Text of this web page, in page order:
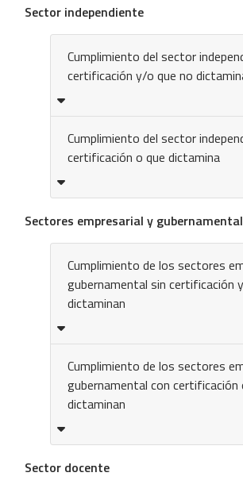
Sector independiente
Cumplimiento del sector
certificación y/o que no
Cumplimiento del sector
certificación o que dictamina
Sectores empresarial y gubernamental
Cumplimiento de los sectores
gubernamental sin certificación
dictaminan
Cumplimiento de los sectores
gubernamental con certificación
dictaminan
Sector docente